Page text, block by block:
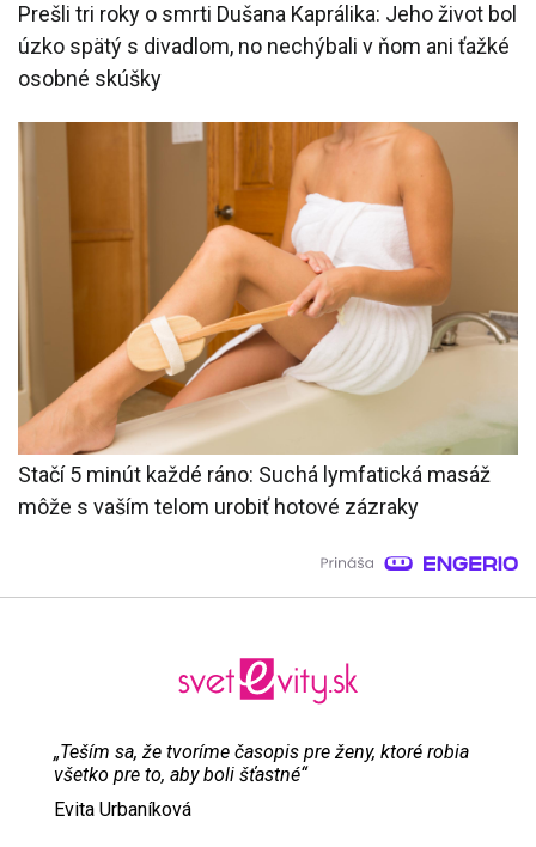
Prešli tri roky o smrti Dušana Kaprálika: Jeho život bol
úzko spätý s divadlom, no nechýbali v ňom ani ťažké
osobné skúšky
Stačí 5 minút každé ráno: Suchá lymfatická masáž
môže s vaším telom urobiť hotové zázraky
„Teším sa, že tvoríme časopis pre ženy, ktoré robia
všetko pre to, aby boli šťastné“
Evita Urbaníková